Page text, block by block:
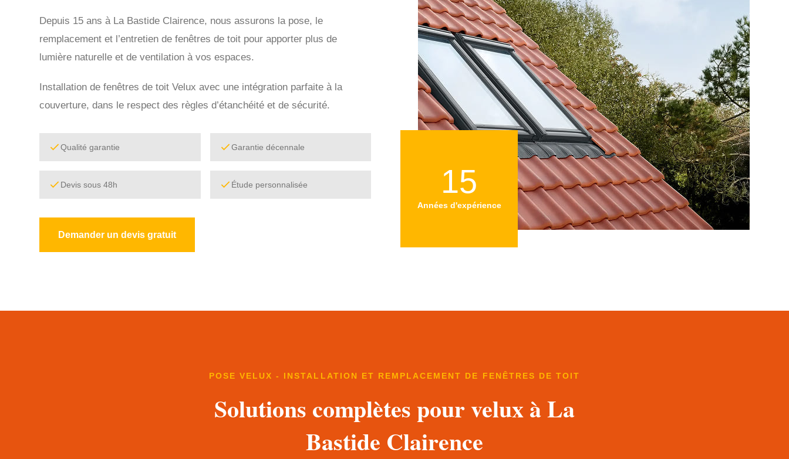
Depuis 15 ans à La Bastide Clairence, nous assurons la pose, le
remplacement et l’entretien de fenêtres de toit pour apporter plus de
lumière naturelle et de ventilation à vos espaces.
Installation de fenêtres de toit Velux avec une intégration parfaite à la
couverture, dans le respect des règles d’étanchéité et de sécurité.
Qualité garantie Garantie décennale
Devis sous 48h Étude personnalisée
Demander un devis gratuit
15
Années d'expérience
POSE VELUX - INSTALLATION ET REMPLACEMENT DE FENÊTRES DE TOIT
Solutions complètes pour velux à La
Bastide Clairence